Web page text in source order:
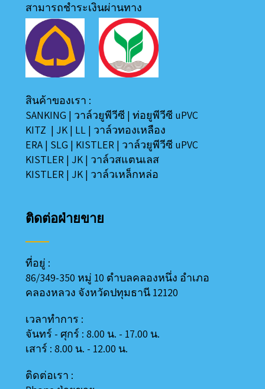
สามารถชำระเงินผ่านทาง
สินค้าของเรา :
SANKING | วาล์วยูพีวีซี |ท่อยูพีวีซี uPVC
KITZ | JK | LL | วาล์วทองเหลือง
ERA | SLG | KISTLER | วาล์วยูพีวีซี uPVC
KISTLER | JK | วาล์วสแตนเลส
KISTLER | JK | วาล์วเหล็กหล่อ
ติดต่อฝ่ายขาย
ที่อยู่ :
86/349-350 หมู่ 10 ตำบลคลองหนึ่ง อำเภอ
คลองหลวง จังหวัดปทุมธานี 12120
เวลาทำการ :
จันทร์ - ศุกร์ : 8.00 น. - 17.00 น.
เสาร์ : 8.00 น. - 12.00 น.
ติดต่อเรา :